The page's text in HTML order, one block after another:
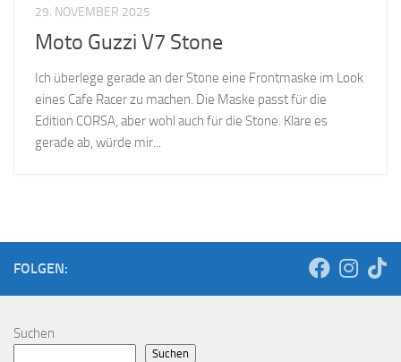
29. NOVEMBER 2025
Moto Guzzi V7 Stone
Ich überlege gerade an der Stone eine Frontmaske im Look
eines Cafe Racer zu machen. Die Maske passt für die
Edition CORSA, aber wohl auch für die Stone. Kläre es
gerade ab, würde mir...
FOLGEN:
Suchen
Suchen